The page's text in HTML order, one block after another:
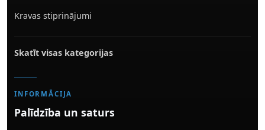
Kravas stiprinājumi
Skatīt visas kategorijas
INFORMĀCIJA
Palīdzība un saturs